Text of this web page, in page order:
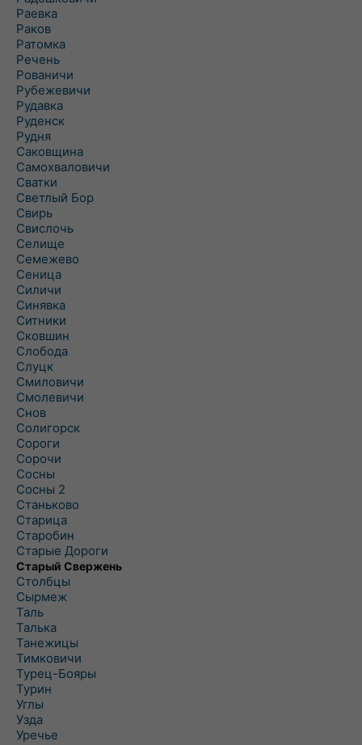
Раевка
Раков
Ратомка
Речень
Рованичи
Рубежевичи
Рудавка
Руденск
Рудня
Саковщина
Самохваловичи
Сватки
Светлый Бор
Свирь
Свислочь
Селище
Семежево
Сеница
Силичи
Синявка
Ситники
Сковшин
Слобода
Слуцк
Смиловичи
Смолевичи
Снов
Солигорск
Сороги
Сорочи
Сосны
Сосны 2
Станьково
Старица
Старобин
Старые Дороги
Старый Свержень
Столбцы
Сырмеж
Таль
Талька
Танежицы
Тимковичи
Турец-Бояры
Турин
Углы
Узда
Уречье